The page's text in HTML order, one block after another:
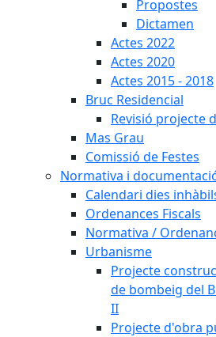
Propostes
Dictamen
Actes 2022
Actes 2020
Actes 2015 - 2018
Bruc Residencial
Revisió projecte
Mas Grau
Comissió de Festes
Normativa i
Calendari dies
Ordenances Fiscals
Normativa /
Urbanisme
Projecte
de bombeig del
II
Projecte d'obra